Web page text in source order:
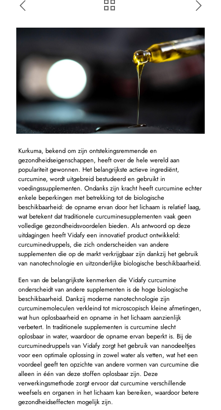
Kurkuma, bekend om zijn ontstekingsremmende en
gezondheidseigenschappen, heeft over de hele wereld aan
populariteit gewonnen. Het belangrijkste actieve ingrediënt,
curcumine, wordt uitgebreid bestudeerd en gebruikt in
voedingssupplementen. Ondanks zijn kracht heeft curcumine echter
enkele beperkingen met betrekking tot de biologische
beschikbaarheid: de opname ervan door het lichaam is relatief laag,
wat betekent dat traditionele curcuminesupplementen vaak geen
volledige gezondheidsvoordelen bieden. Als antwoord op deze
uitdagingen heeft Vidafy een innovatief product ontwikkeld:
curcuminedruppels, die zich onderscheiden van andere
supplementen die op de markt verkrijgbaar zijn dankzij het gebruik
van nanotechnologie en uitzonderlijke biologische beschikbaarheid.
Een van de belangrijkste kenmerken die Vidafy curcumine
onderscheidt van andere supplementen is de hoge biologische
beschikbaarheid. Dankzij moderne nanotechnologie zijn
curcuminemoleculen verkleind tot microscopisch kleine afmetingen,
wat hun oplosbaarheid en opname in het lichaam aanzienlijk
verbetert. In traditionele supplementen is curcumine slecht
oplosbaar in water, waardoor de opname ervan beperkt is. Bij de
curcuminedruppels van Vidafy zorgt het gebruik van nanodeeltjes
voor een optimale oplossing in zowel water als vetten, wat het een
voordeel geeft ten opzichte van andere vormen van curcumine die
alleen in één van deze stoffen oplosbaar zijn. Deze
verwerkingsmethode zorgt ervoor dat curcumine verschillende
weefsels en organen in het lichaam kan bereiken, waardoor betere
gezondheidseffecten mogelijk zijn.